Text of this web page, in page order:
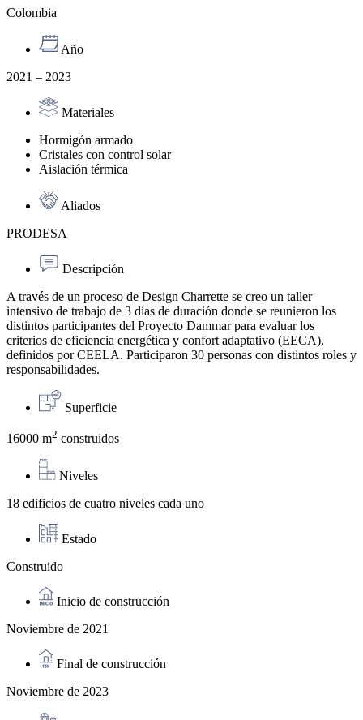
Colombia
Año
2021 – 2023
Materiales
Hormigón armado
Cristales con control solar
Aislación térmica
Aliados
PRODESA
Descripción
A través de un proceso de Design Charrette se creo un taller
intensivo de trabajo de 3 días de duración donde se reunieron los
distintos participantes del Proyecto Dammar para evaluar los
criterios de eficiencia energética y confort adaptativo (EECA),
definidos por CEELA. Participaron 30 personas con distintos roles y
responsabilidades.
Superficie
16000 m2 construidos
Niveles
18 edificios de cuatro niveles cada uno
Estado
Construido
Inicio de construcción
Noviembre de 2021
Final de construcción
Noviembre de 2023